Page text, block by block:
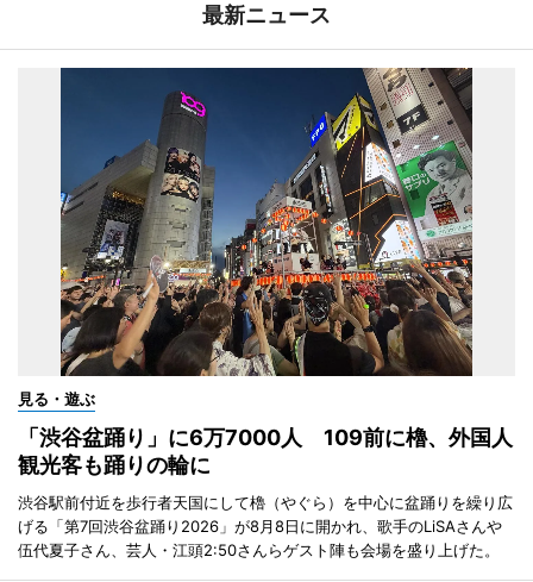
最新ニュース
見る・遊ぶ
「渋谷盆踊り」に6万7000人 109前に櫓、外国人
観光客も踊りの輪に
渋谷駅前付近を歩行者天国にして櫓（やぐら）を中心に盆踊りを繰り広
げる「第7回渋谷盆踊り2026」が8月8日に開かれ、歌手のLiSAさんや
伍代夏子さん、芸人・江頭2:50さんらゲスト陣も会場を盛り上げた。